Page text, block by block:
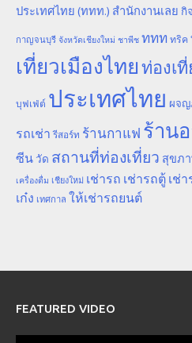
ประเทศไทย (ททท.) สำนักงานเลย กิ
กาญจนบุรี จังหวัดเชียงใหม่ ชาพีช ททท ทริค
เที่ยวเมืองไทยท่องเ
บุฟเฟ่ต์ ประเทศไทย ผจญ
รถเช่า รีสอร์ท ร้านกาแฟ ร้าน
ซีน วัด สถานที่ท่องเที่ยว สุขภ
เครื่องดื่ม เชียงใหม่ เช่ารถ เช่ารถตู้ เช่
เก๋ง เทศกาล ให้เช่ารถยนต์
FEATURED VIDEO